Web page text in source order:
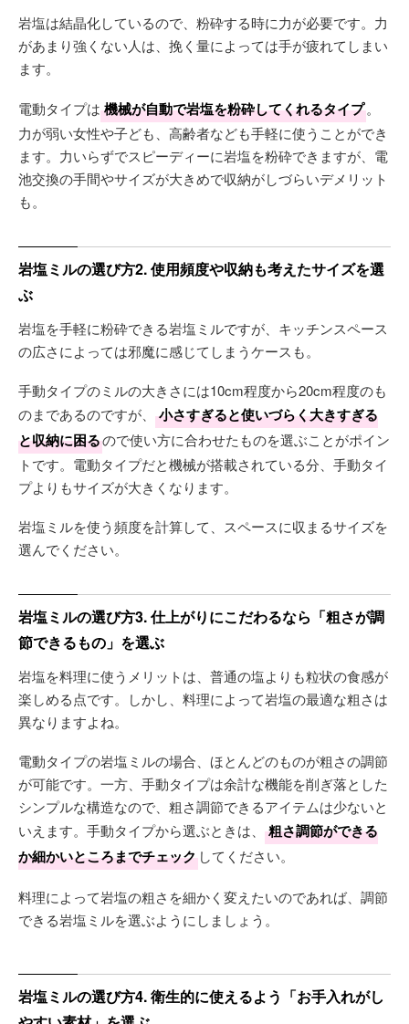
岩塩は結晶化しているので、粉砕する時に力が必要です。力
があまり強くない人は、挽く量によっては手が疲れてしまい
ます。
電動タイプは 機械が自動で岩塩を粉砕してくれるタイプ。
力が弱い女性や子ども、高齢者なども手軽に使うことができ
ます。力いらずでスピーディーに岩塩を粉砕できますが、電
池交換の手間やサイズが大きめで収納がしづらいデメリット
も。
岩塩ミルの選び方2. 使用頻度や収納も考えたサイズを選
ぶ
岩塩を手軽に粉砕できる岩塩ミルですが、キッチンスペース
の広さによっては邪魔に感じてしまうケースも。
手動タイプのミルの大きさには10cm程度から20cm程度のも
のまであるのですが、
小さすぎると使いづらく大きすぎる
と収納に困るので使い方に合わせたものを選ぶことがポイン
トです。電動タイプだと機械が搭載されている分、手動タイ
プよりもサイズが大きくなります。
岩塩ミルを使う頻度を計算して、スペースに収まるサイズを
選んでください。
岩塩ミルの選び方3. 仕上がりにこだわるなら「粗さが調
節できるもの」を選ぶ
岩塩を料理に使うメリットは、普通の塩よりも粒状の食感が
楽しめる点です。しかし、料理によって岩塩の最適な粗さは
異なりますよね。
電動タイプの岩塩ミルの場合、ほとんどのものが粗さの調節
が可能です。一方、手動タイプは余計な機能を削ぎ落とした
シンプルな構造なので、粗さ調節できるアイテムは少ないと
いえます。手動タイプから選ぶときは、
粗さ調節ができる
か細かいところまでチェック してください。
料理によって岩塩の粗さを細かく変えたいのであれば、調節
できる岩塩ミルを選ぶようにしましょう。
岩塩ミルの選び方4. 衛生的に使えるよう「お手入れがし